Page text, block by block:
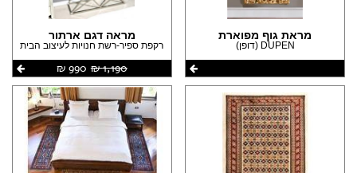
מראת גוף מפוארת
DUPEN (דופן)
מראה דגם ארתור
רקפת ספיר-רשת חנויות לעיצוב הבית
1,190 ‏₪
990 ‏₪